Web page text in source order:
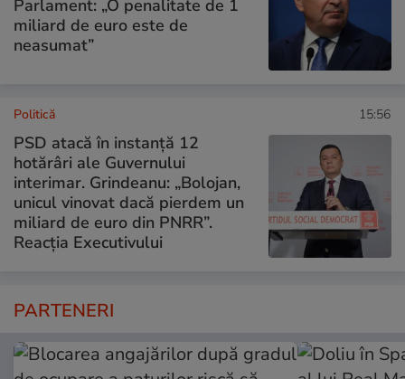
Parlament: „O penalitate de 1
miliard de euro este de
neasumat”
Politică 15:56
PSD atacă în instanță 12
hotărâri ale Guvernului
interimar. Grindeanu: „Bolojan,
unicul vinovat dacă pierdem un
miliard de euro din PNRR”.
Reacția Executivului
PARTENERI